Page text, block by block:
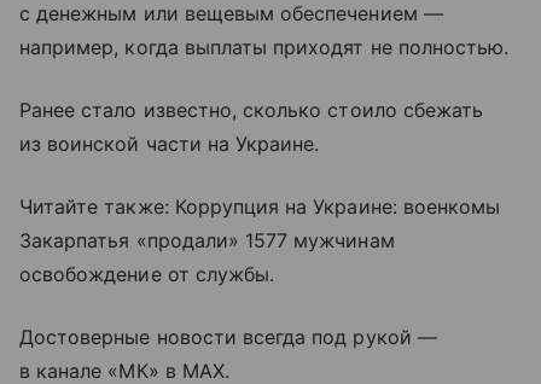
с денежным или вещевым обеспечением —
например, когда выплаты приходят не полностью.
Ранее стало известно, сколько стоило сбежать
из воинской части на Украине.
Читайте также: Коррупция на Украине: военкомы
Закарпатья «продали» 1577 мужчинам
освобождение от службы.
Достоверные новости всегда под рукой —
в канале «МК» в MAX.